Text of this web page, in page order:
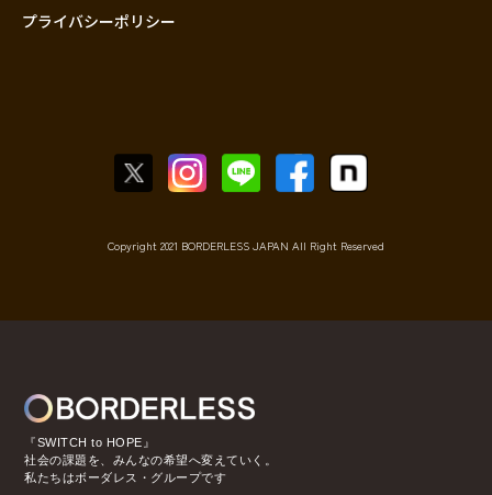
プライバシーポリシー
Copyright 2021 BORDERLESS JAPAN All Right Reserved
『SWITCH to HOPE』
社会の課題を、みんなの希望へ変えていく。
私たちはボーダレス・グループです